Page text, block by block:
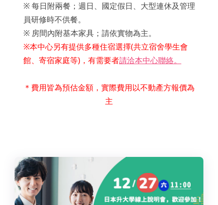
※ 每日附兩餐；週日、國定假日、大型連休及管理
員研修時不供餐。
※ 房間內附基本家具；請依實物為主。
※本中心另有提供多種住宿選擇(共立宿舍學生會
館、寄宿家庭等)，有需要者請洽本中心聯絡。
＊費用皆為預估金額，實際費用以不動產方報價為
主